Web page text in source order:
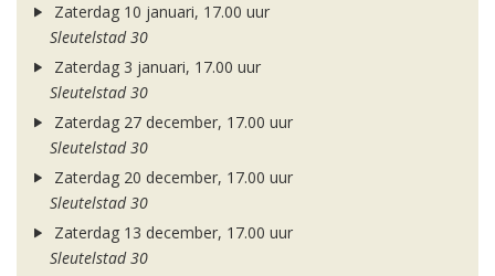
Zaterdag 10 januari, 17.00 uur
Sleutelstad 30
Zaterdag 3 januari, 17.00 uur
Sleutelstad 30
Zaterdag 27 december, 17.00 uur
Sleutelstad 30
Zaterdag 20 december, 17.00 uur
Sleutelstad 30
Zaterdag 13 december, 17.00 uur
Sleutelstad 30